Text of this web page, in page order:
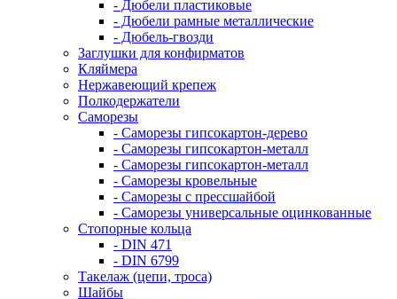
- Дюбели пластиковые
- Дюбели рамные металлические
- Дюбель-гвозди
Заглушки для конфирматов
Кляймера
Нержавеющий крепеж
Полкодержатели
Саморезы
- Саморезы гипсокартон-дерево
- Саморезы гипсокартон-металл
- Саморезы гипсокартон-металл
- Саморезы кровельные
- Саморезы с прессшайбой
- Саморезы универсальные оцинкованные
Стопорные кольца
- DIN 471
- DIN 6799
Такелаж (цепи, троса)
Шайбы